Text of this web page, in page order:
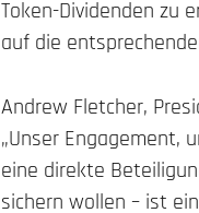
Token-Dividenden zu
auf die
Andrew Fletcher,
„Unser Engagement,
eine direkte
sichern wollen – ist